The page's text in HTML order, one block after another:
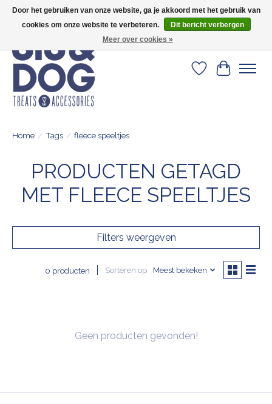
Verlanglijst
Home / Tags / fleece speeltjes
PRODUCTEN GETAGD
MET FLEECE SPEELTJES
Filters weergeven
0 producten Sorteren op Meest bekeken
Geen producten gevonden!
Door het gebruiken van onze website, ga je akkoord met het gebruik van
cookies om onze website te verbeteren.
Dit bericht verbergen
Meer over cookies »
Geef je hond het kleedje waar 500+ baasjes fan van zijn!